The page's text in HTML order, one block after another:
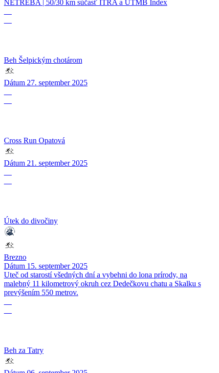
NETREBA | 50/30 km súčasť ITRA a UTMB Index
Beh Šelpickým chotárom
Dátum 27. september 2025
Cross Run Opatová
Dátum 21. september 2025
Útek do divočiny
Brezno
Dátum 15. september 2025
Uteč od starostí všedných dní a vybehni do lona prírody, na
malebný 11 kilometrový okruh cez Dedečkovu chatu a Skalku s
prevýšením 550 metrov.
Beh za Tatry